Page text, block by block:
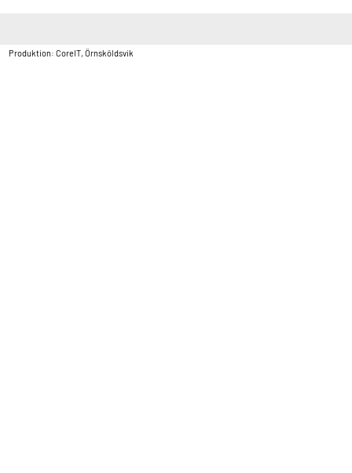
Produktion: CoreIT, Örnsköldsvik